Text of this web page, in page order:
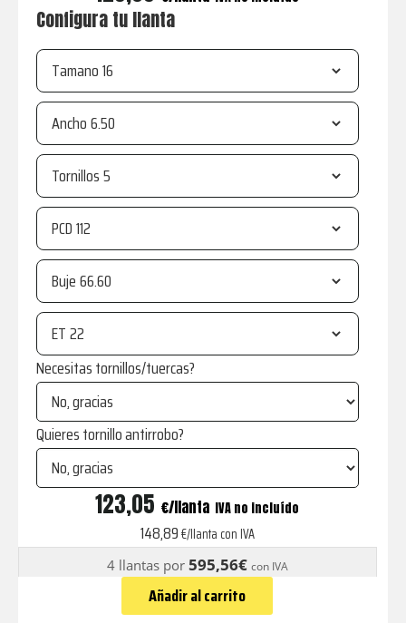
Configura tu llanta
Tamano
Ancho
Tornillos
PCD
Buje
ET
Necesitas tornillos/tuercas?
Quieres tornillo antirrobo?
glossy
cantidad
123,05 € IVA no incluído
148,89€/llanta con IVA
4 llantas por 595,56€ con IVA
Añadir al carrito